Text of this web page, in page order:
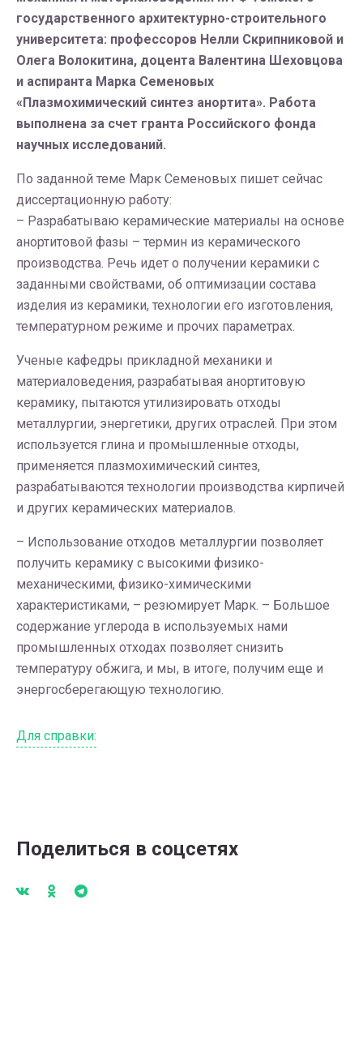
государственного архитектурно-строительного
университета: профессоров Нелли Скрипниковой и
Олега Волокитина, доцента Валентина Шеховцова
и аспиранта Марка Семеновых
«Плазмохимический синтез анортита». Работа
выполнена за счет гранта Российского фонда
научных исследований.
По заданной теме Марк Семеновых пишет сейчас
диссертационную работу:
– Разрабатываю керамические материалы на основе
анортитовой фазы – термин из керамического
производства. Речь идет о получении керамики с
заданными свойствами, об оптимизации состава
изделия из керамики, технологии его изготовления,
температурном режиме и прочих параметрах.
Ученые кафедры прикладной механики и
материаловедения, разрабатывая анортитовую
керамику, пытаются утилизировать отходы
металлургии, энергетики, других отраслей. При этом
используется глина и промышленные отходы,
применяется плазмохимический синтез,
разрабатываются технологии производства кирпичей
и других керамических материалов.
– Использование отходов металлургии позволяет
получить керамику с высокими физико-
механическими, физико-химическими
характеристиками, – резюмирует Марк. – Большое
содержание углерода в используемых нами
промышленных отходах позволяет снизить
температуру обжига, и мы, в итоге, получим еще и
энергосберегающую технологию.
Для справки:
Поделиться в соцсетях